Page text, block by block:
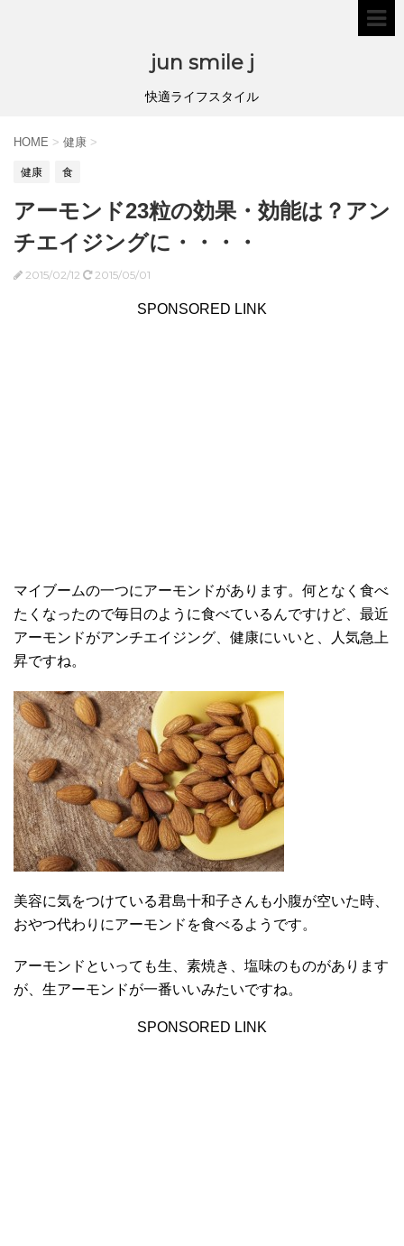
jun smile j
快適ライフスタイル
HOME > 健康 >
健康 食
アーモンド23粒の効果・効能は？アン
チエイジングに・・・・
2015/02/12 2015/05/01
SPONSORED LINK
マイブームの一つにアーモンドがあります。何となく食べ
たくなったので毎日のように食べているんですけど、最近
アーモンドがアンチエイジング、健康にいいと、人気急上
昇ですね。
美容に気をつけている君島十和子さんも小腹が空いた時、
おやつ代わりにアーモンドを食べるようです。
アーモンドといっても生、素焼き、塩味のものがあります
が、生アーモンドが一番いいみたいですね。
SPONSORED LINK